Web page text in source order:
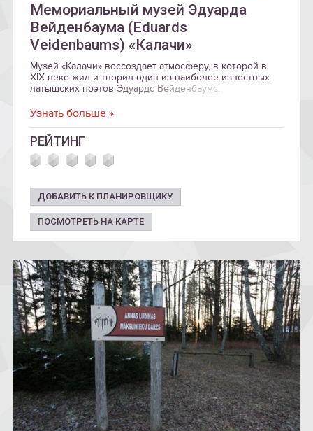
Мемориальный музей Эдуарда
Вейденбаума (Eduards
Veidenbaums) «Калачи»
Музей «Калачи» воссоздает атмосферу, в которой в
XIX веке жил и творил один из наиболее известных
латышских поэтов Эдуардс Вейденбаумс.
Узнать больше »
РЕЙТИНГ
ДОБАВИТЬ К ПЛАНИРОВЩИКУ
ПОСМОТРЕТЬ НА КАРТЕ